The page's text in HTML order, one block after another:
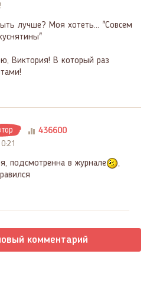
лучше? Моя хотеть... "Совсем
Виктория! В который раз
436600
подсмотренна в журнале
,
комментарий